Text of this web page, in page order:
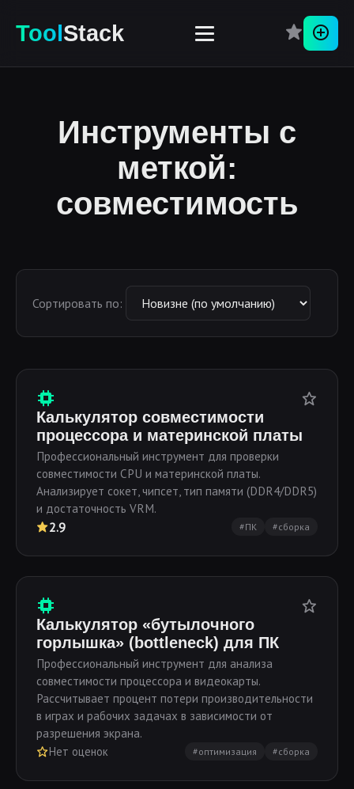
ToolStack
Инструменты с
меткой:
совместимость
Сортировать по:
Калькулятор совместимости
процессора и материнской платы
Профессиональный инструмент для проверки
совместимости CPU и материнской платы.
Анализирует сокет, чипсет, тип памяти (DDR4/DDR5)
и достаточность VRM.
2.9 #ПК #сборка
Калькулятор «бутылочного
горлышка» (bottleneck) для ПК
Профессиональный инструмент для анализа
совместимости процессора и видеокарты.
Рассчитывает процент потери производительности
в играх и рабочих задачах в зависимости от
разрешения экрана.
Нет оценок
#оптимизация #сборка